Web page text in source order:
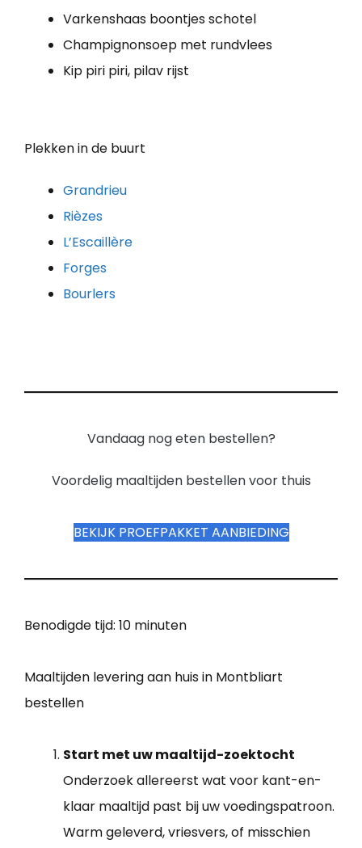
Varkenshaas boontjes schotel
Champignonsoep met rundvlees
Kip piri piri, pilav rijst
Plekken in de buurt
Grandrieu
Rièzes
L’Escaillère
Forges
Bourlers
Vandaag nog eten bestellen?
Voordelig maaltijden bestellen voor thuis
BEKIJK PROEFPAKKET AANBIEDING
Benodigde tijd: 10 minuten
Maaltijden levering aan huis in Montbliart
bestellen
Start met uw maaltijd-zoektocht
Onderzoek allereerst wat voor kant-en-
klaar maaltijd past bij uw voedingspatroon.
Warm geleverd, vriesvers, of misschien